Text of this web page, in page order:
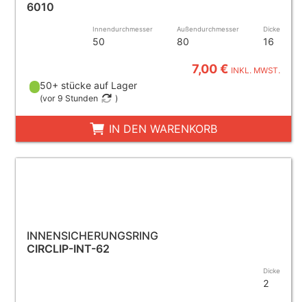
6010
Innendurchmesser
50
Außendurchmesser
80
Dicke
16
7,00 € INKL. MWST.
50+ stücke auf Lager
(vor 9 Stunden )
IN DEN WARENKORB
INNENSICHERUNGSRING
CIRCLIP-INT-62
Dicke
2